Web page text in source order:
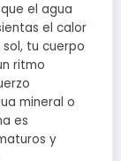
el agua
el calor
tu cuerpo
ritmo
mineral o
es
y